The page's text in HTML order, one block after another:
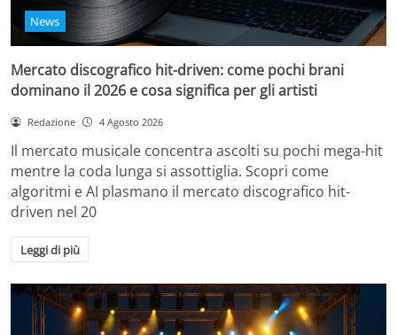
News
Mercato discografico hit-driven: come pochi brani
dominano il 2026 e cosa significa per gli artisti
Redazione 4 Agosto 2026
Il mercato musicale concentra ascolti su pochi mega-hit
mentre la coda lunga si assottiglia. Scopri come
algoritmi e AI plasmano il mercato discografico hit-
driven nel 20
Leggi di più